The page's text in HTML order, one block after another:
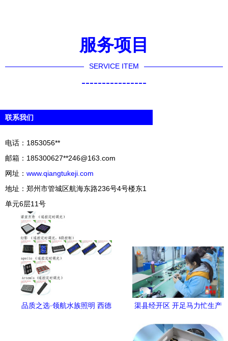
服务项目
SERVICE ITEM
----------------
联系我们
电话：1853056**
邮箱：185300627**246@163.com
网址： www.qiangtukeji.com
地址：郑州市管城区航海东路236号4号楼东1
单元6层11号
品质之选·领航水族照明 西德
渠县经开区 开足马力忙生产
发谱写新篇